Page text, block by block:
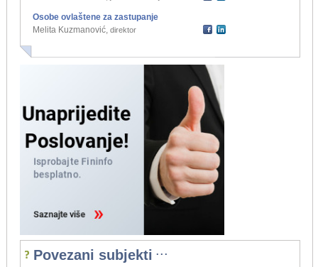
Osobe ovlaštene za zastupanje
Melita Kuzmanović, direktor
Povezani subjekti ...